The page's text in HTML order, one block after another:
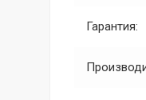
Гарантия: